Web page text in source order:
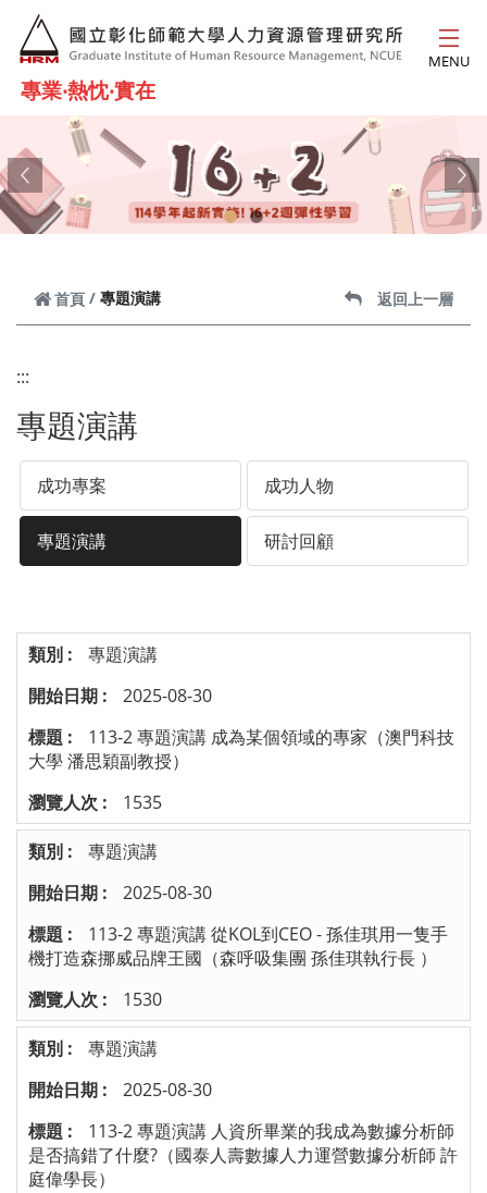
跳到主要內容
專業‧熱忱‧實在
MENU
Previous
首頁 專題演講 返回上一層
:::
專題演講
成功專案 成功人物
專題演講 研討回顧
專題演講
2025-08-30
113-2 專題演講 成為某個領域的專家（澳門科技
大學 潘思穎副教授）
1535
專題演講
2025-08-30
113-2 專題演講 從KOL到CEO - 孫佳琪用一隻手
機打造森挪威品牌王國（森呼吸集團 孫佳琪執行長 ）
1530
專題演講
2025-08-30
113-2 專題演講 人資所畢業的我成為數據分析師
是否搞錯了什麼?（國泰人壽數據人力運營數據分析師 許
庭偉學長）